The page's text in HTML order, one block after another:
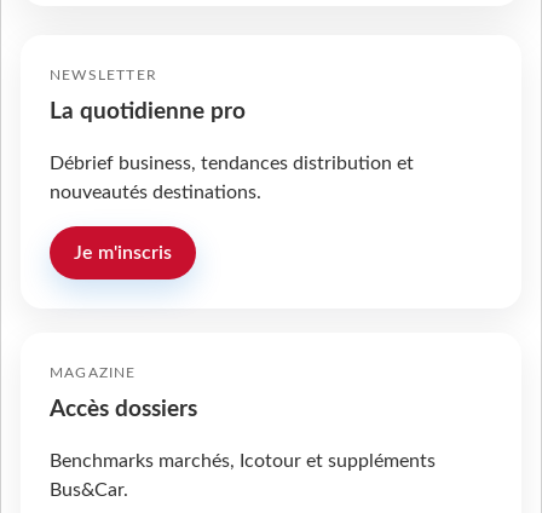
NEWSLETTER
La quotidienne pro
Débrief business, tendances distribution et
nouveautés destinations.
Je m'inscris
MAGAZINE
Accès dossiers
Benchmarks marchés, Icotour et suppléments
Bus&Car.